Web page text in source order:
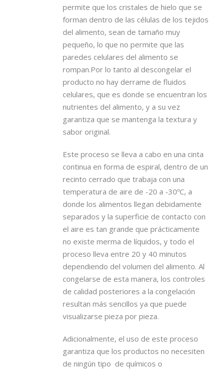
permite que los cristales de hielo que se
forman dentro de las células de los tejidos
del alimento, sean de tamaño muy
pequeño, lo que no permite que las
paredes celulares del alimento se
rompan.Por lo tanto al descongelar el
producto no hay derrame de fluidos
celulares, que es donde se encuentran los
nutrientes del alimento, y a su vez
garantiza que se mantenga la textura y
sabor original.
Este proceso se lleva a cabo en una cinta
continua en forma de espiral, dentro de un
recinto cerrado que trabaja con una
temperatura de aire de -20 a -30ºC, a
donde los alimentos llegan debidamente
separados y la superficie de contacto con
el aire es tan grande que prácticamente
no existe merma de líquidos, y todo el
proceso lleva entre 20 y 40 minutos
dependiendo del volumen del alimento. Al
congelarse de esta manera, los controles
de calidad posteriores a la congelación
resultan más sencillos ya que puede
visualizarse pieza por pieza.
Adicionalmente, el uso de este proceso
garantiza que los productos no necesiten
de ningún tipo de químicos o